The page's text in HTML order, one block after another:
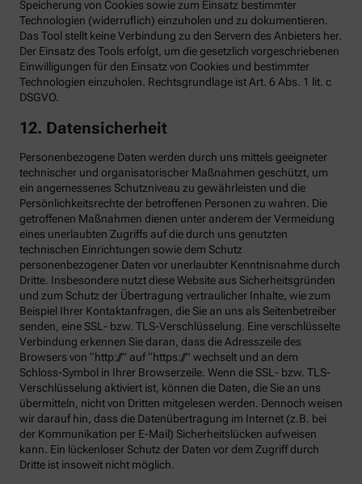
Speicherung von Cookies sowie zum Einsatz bestimmter
Technologien (widerruflich) einzuholen und zu dokumentieren.
Das Tool stellt keine Verbindung zu den Servern des Anbieters her.
Der Einsatz des Tools erfolgt, um die gesetzlich vorgeschriebenen
Einwilligungen für den Einsatz von Cookies und bestimmter
Technologien einzuholen. Rechtsgrundlage ist Art. 6 Abs. 1 lit. c
DSGVO.
12. Datensicherheit
Personenbezogene Daten werden durch uns mittels geeigneter
technischer und organisatorischer Maßnahmen geschützt, um
ein angemessenes Schutzniveau zu gewährleisten und die
Persönlichkeitsrechte der betroffenen Personen zu wahren. Die
getroffenen Maßnahmen dienen unter anderem der Vermeidung
eines unerlaubten Zugriffs auf die durch uns genutzten
technischen Einrichtungen sowie dem Schutz
personenbezogener Daten vor unerlaubter Kenntnisnahme durch
Dritte. Insbesondere nutzt diese Website aus Sicherheitsgründen
und zum Schutz der Übertragung vertraulicher Inhalte, wie zum
Beispiel Ihrer Kontaktanfragen, die Sie an uns als Seitenbetreiber
senden, eine SSL- bzw. TLS-Verschlüsselung. Eine verschlüsselte
Verbindung erkennen Sie daran, dass die Adresszeile des
Browsers von “http://” auf “https://” wechselt und an dem
Schloss-Symbol in Ihrer Browserzeile. Wenn die SSL- bzw. TLS-
Verschlüsselung aktiviert ist, können die Daten, die Sie an uns
übermitteln, nicht von Dritten mitgelesen werden. Dennoch weisen
wir darauf hin, dass die Datenübertragung im Internet (z.B. bei
der Kommunikation per E-Mail) Sicherheitslücken aufweisen
kann. Ein lückenloser Schutz der Daten vor dem Zugriff durch
Dritte ist insoweit nicht möglich.